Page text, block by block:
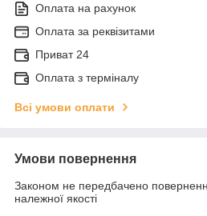
Оплата на рахунок
Оплата за реквізитами
Приват 24
Оплата з терміналу
Всі умови оплати
Умови повернення
Законом не передбачено
належної якості